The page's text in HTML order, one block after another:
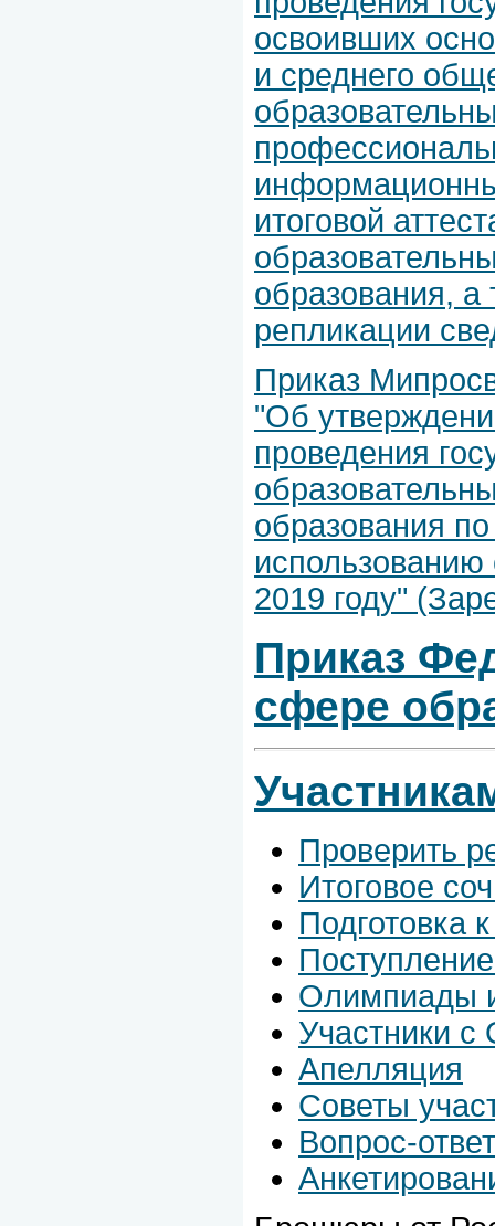
освоивших
и среднего
итоговой
образования, а
репликации
Приказ
"Об
проведения
образования
использованию
2019 году"
Приказ
сфере
Проверить
Итоговое
Подготовка
Олимпиады
Участники
Апелляция
Советы
Вопрос-ответ